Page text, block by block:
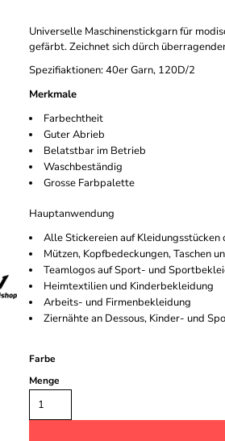
Universelle Maschinenstickgarn für
gefärbt. Zeichnet sich dürch
Spezifiaktionen: 40er Garn, 120D/2
Merkmale
Farbechtheit
Guter Abrieb
Belatstbar im Betrieb
Waschbeständig
Grosse Farbpalette
Hauptanwendung
Alle Stickereien auf Kleidungsstücken
Mützen, Kopfbedeckungen, Taschen
Teamlogos auf Sport- und
Heimtextilien und Kinderbekleidung
Arbeits- und Firmenbekleidung
Ziernähte an Dessous, Kinder- und
Farbe
Menge